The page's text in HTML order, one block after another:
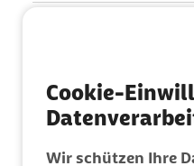
Cookie-
Wir schützen Ihre